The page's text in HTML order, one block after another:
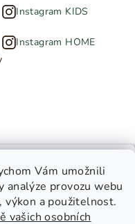
Vám umožnili
analýze provozu webu
výkon a použitelnost.
vašich osobních
Instagram KIDS
Instagram HOME
práva vyhrazena.Upravit